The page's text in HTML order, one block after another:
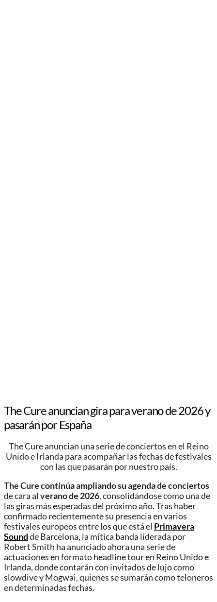
The Cure anuncian gira para verano de 2026 y
pasarán por España
The Cure anuncian una serie de conciertos en el Reino
Unido e Irlanda para acompañar las fechas de festivales
con las que pasarán por nuestro país.
The Cure continúa ampliando su agenda de conciertos
de cara al verano de 2026, consolidándose como una de
las giras más esperadas del próximo año. Tras haber
confirmado recientemente su presencia en varios
festivales europeos entre los que está el Primavera
Soundde Barcelona, la mítica banda liderada por
Robert Smith ha anunciado ahora una serie de
actuaciones en formato headline tour en Reino Unido e
Irlanda, donde contarán con invitados de lujo como
slowdive y Mogwai, quienes se sumarán como teloneros
en determinadas fechas.